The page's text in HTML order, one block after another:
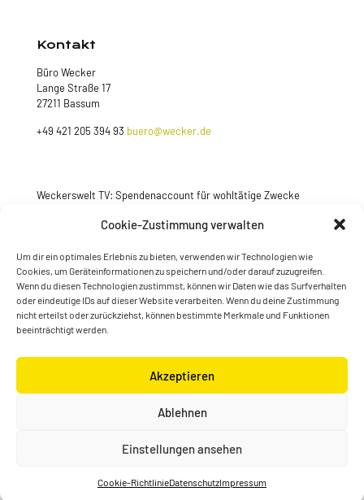
Cookie-Zustimmung verwalten
Um dir ein optimales Erlebnis zu bieten, verwenden wir Technologien wie
Cookies, um Geräteinformationen zu speichern und/oder darauf zuzugreifen.
Wenn du diesen Technologien zustimmst, können wir Daten wie das Surfverhalten
oder eindeutige IDs auf dieser Website verarbeiten. Wenn du deine Zustimmung
nicht erteilst oder zurückziehst, können bestimmte Merkmale und Funktionen
beeinträchtigt werden.
Akzeptieren
Ablehnen
Einstellungen ansehen
Cookie-RichtlinieDatenschutzImpressum
Kontakt
Büro Wecker
Lange Straße 17
27211 Bassum
+49 421 205 394 93 buero@wecker.de
Weckerswelt TV: Spendenaccount für wohltätige Zwecke
Jetzt spenden
© Konstantin Wecker | gestaltet von